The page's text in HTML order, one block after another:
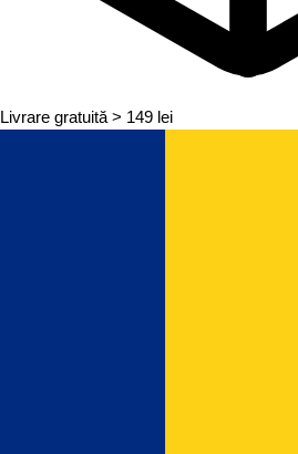
Livrare gratuită > 149 lei